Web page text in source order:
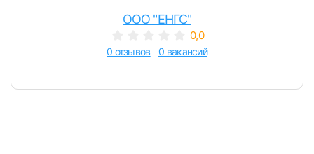
вакансии с контактами и оставлять отклики
E-mail или Телефон
ООО "ЕНГС"
0,0
0 отзывов 0 вакансий